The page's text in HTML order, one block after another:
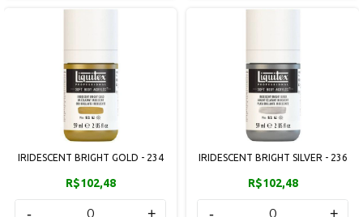
IRIDESCENT BRIGHT GOLD - 234
R$102,48
- +
IRIDESCENT BRIGHT SILVER - 236
R$102,48
- +